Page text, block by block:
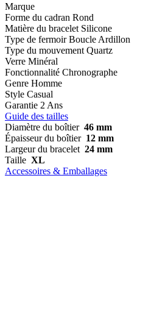
Marque
Forme du cadran Rond
Matière du bracelet Silicone
Type de fermoir Boucle Ardillon
Type du mouvement Quartz
Verre Minéral
Fonctionnalité Chronographe
Genre Homme
Style Casual
Garantie 2 Ans
Guide des tailles
Diamètre du boîtier 46 mm
Épaisseur du boîtier 12 mm
Largeur du bracelet 24 mm
Taille XL
Accessoires & Emballages